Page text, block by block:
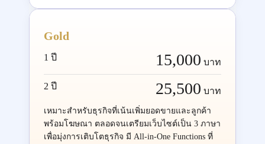
Gold
1 ปี 15,000 บาท
2 ปี 25,500 บาท
เหมาะสำหรับธุรกิจที่เน้นเพิ่มยอดขายและลูกค้า
พร้อมโฆษณา ตลอดจนเตรียมเว็บไซต์เป็น 3 ภาษา
เพื่อมุ่งการเติบโตธุรกิจ มี All-in-One Functions ที่